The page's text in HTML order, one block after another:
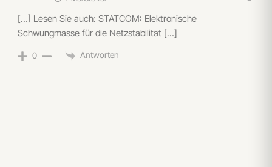
[…] Lesen Sie auch: STATCOM: Elektronische
Schwungmasse für die Netzstabilität […]
0 Antworten